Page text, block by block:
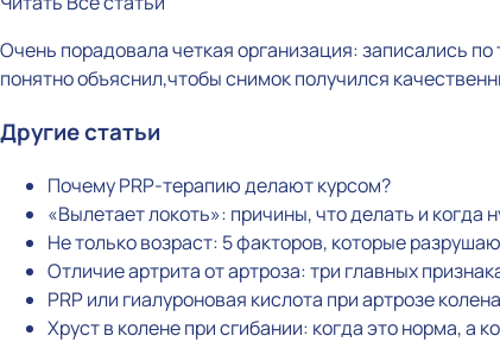
Очень порадовала четкая организация: записались
понятно объяснил,чтобы снимок получился
Другие статьи
Почему PRP-терапию делают курсом?
«Вылетает локоть»: причины, что делать и когда
Не только возраст: 5 факторов, которые
Отличие артрита от артроза: три главных
PRP или гиалуроновая кислота при артрозе
Хруст в колене при сгибании: когда это норма, а